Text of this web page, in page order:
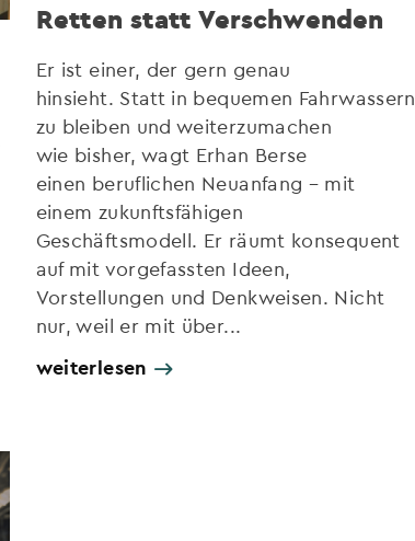
Retten statt Verschwenden
Er ist einer, der gern genau
hinsieht. Statt in bequemen Fahrwassern
zu bleiben und weiterzumachen
wie bisher, wagt Erhan Berse
einen beruflichen Neuanfang – mit
einem zukunftsfähigen
Geschäftsmodell. Er räumt konsequent
auf mit vorgefassten Ideen,
Vorstellungen und Denkweisen. Nicht
nur, weil er mit über...
weiterlesen